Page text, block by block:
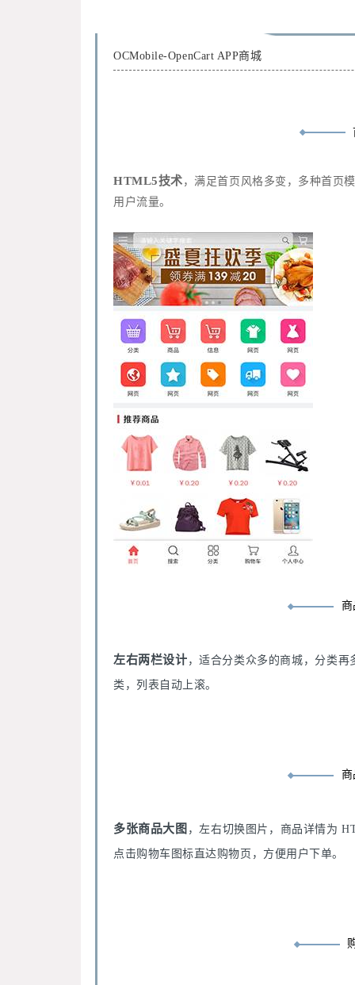
OCMobile-OpenCart APP商城
HTML5技术 ，满足首页风格多变，多种首页
用户流量。
商
左右两栏设计 ，适合分类众多的商城，分类
类，列表自动上滚。
商
多张商品大图 ，左右切换图片，商品详情为
点击购物车图标直达购物页，方便用户下单。